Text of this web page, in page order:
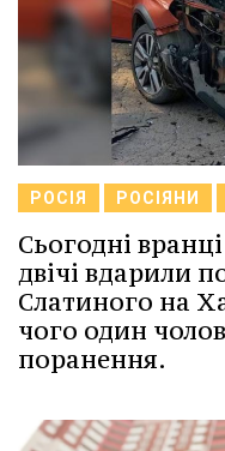
РОСІЯ РОСІЯНИ
Сьогодні
двічі вдарили
Слатиного на
чого один
поранення.